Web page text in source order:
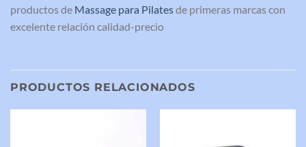
productos de Massage para Pilatesde primeras marcas con
excelente relación calidad-precio
PRODUCTOS RELACIONADOS